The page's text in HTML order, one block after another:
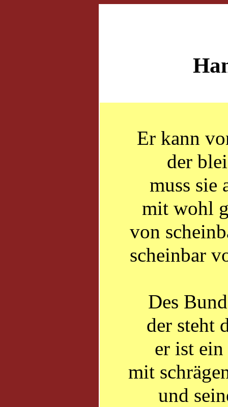
Er kann
der
muss sie
mit wohl
von
scheinbar
Des
der steht
er ist
mit
und